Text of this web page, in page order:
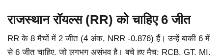
राजस्थान रॉयल्स (RR) को चाहिए 6 जीत
RR के 8 मैचों में 2 जीत (4 अंक, NRR -0.876) हैं। उन्हें बाकी 6 में
से 6 जीत चाहिए, जो लगभग असंभव है। बचे हुए मैच: RCB, GT, MI,